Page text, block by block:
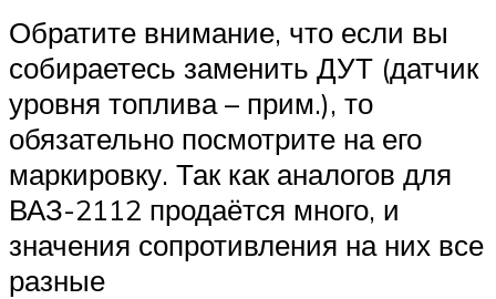
Обратите внимание, что если вы
собираетесь заменить ДУТ (датчик
уровня топлива – прим.), то
обязательно посмотрите на его
маркировку. Так как аналогов для
ВАЗ-2112 продаётся много, и
значения сопротивления на них все
разные